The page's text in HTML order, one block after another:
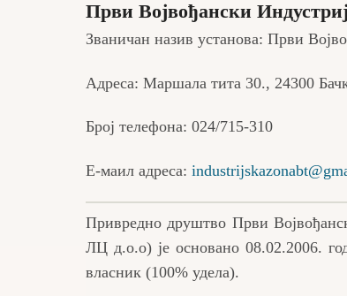
Први Војвођански
Званичан назив установа: Први
Адреса: Маршала тита 30., 24300
Број телефона: 024/715-310
Е-маил адреса:
Привредно друштво Први
ЛЦ д.о.о) је основано 08.02.2006.
власник (100% удела).